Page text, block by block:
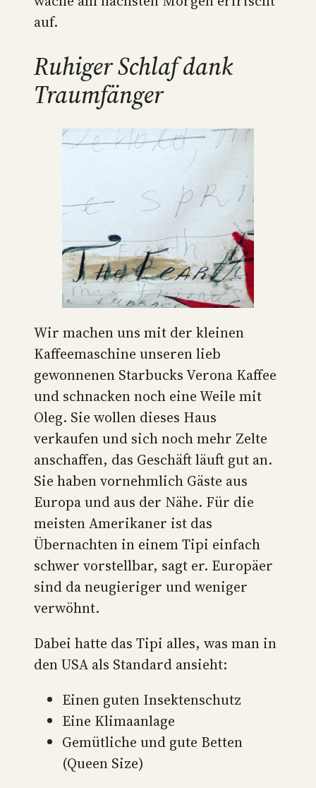
auf.
Ruhiger Schlaf dank
Traumfänger
Wir machen uns mit der kleinen
Kaffeemaschine unseren lieb
gewonnenen Starbucks Verona Kaffee
und schnacken noch eine Weile mit
Oleg. Sie wollen dieses Haus
verkaufen und sich noch mehr Zelte
anschaffen, das Geschäft läuft gut an.
Sie haben vornehmlich Gäste aus
Europa und aus der Nähe. Für die
meisten Amerikaner ist das
Übernachten in einem Tipi einfach
schwer vorstellbar, sagt er. Europäer
sind da neugieriger und weniger
verwöhnt.
Dabei hatte das Tipi alles, was man in
den USA als Standard ansieht:
Einen guten Insektenschutz
Eine Klimaanlage
Gemütliche und gute Betten
(Queen Size)